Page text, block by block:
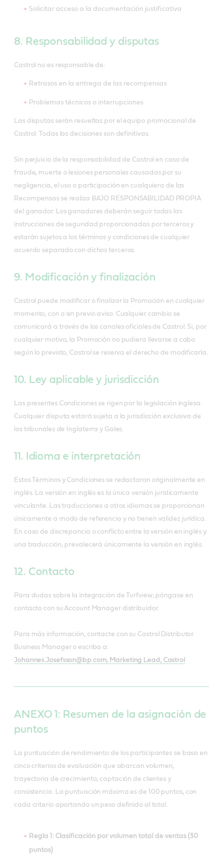
Solicitar acceso a la documentación justificativa
8. Responsabilidad y disputas
Castrol no es responsable de:
Retrasos en la entrega de las recompensas
Problemas técnicos o interrupciones
Las disputas serán resueltas por el equipo promocional de
Castrol. Todas las decisiones son definitivas.
Sin perjuicio de la responsabilidad de Castrol en caso de
fraude, muerte o lesiones personales causadas por su
negligencia, el uso o participación en cualquiera de las
Recompensas se realiza BAJO RESPONSABILIDAD PROPIA
del ganador. Los ganadores deberán seguir todas las
instrucciones de seguridad proporcionadas por terceros y
estarán sujetos a los términos y condiciones de cualquier
acuerdo separado con dichos terceros.
9. Modificación y finalización
Castrol puede modificar o finalizar la Promoción en cualquier
momento, con o sin previo aviso. Cualquier cambio se
comunicará a través de los canales oficiales de Castrol. Si, por
cualquier motivo, la Promoción no pudiera llevarse a cabo
según lo previsto, Castrol se reserva el derecho de modificarla.
10. Ley aplicable y jurisdicción
Las presentes Condiciones se rigen por la legislación inglesa.
Cualquier disputa estará sujeta a la jurisdicción exclusiva de
los tribunales de Inglaterra y Gales.
11. Idioma e interpretación
Estos Términos y Condiciones se redactaron originalmente en
inglés. La versión en inglés es la única versión jurídicamente
vinculante. Las traducciones a otros idiomas se proporcionan
únicamente a modo de referencia y no tienen validez jurídica.
En caso de discrepancia o conflicto entre la versión en inglés y
una traducción, prevalecerá únicamente la versión en inglés.
12. Contacto
Para dudas sobre la integración de Turfview, póngase en
contacto con su Account Manager distribuidor.
Para más información, contacte con su Castrol Distributor
Business Manager o escriba a:
Johannes.Josefsson@bp.com, Marketing Lead, Castrol
ANEXO 1: Resumen de la asignación de
puntos
La puntuación de rendimiento de los participantes se basa en
cinco criterios de evaluación que abarcan volumen,
trayectoria de crecimiento, captación de clientes y
consistencia. La puntuación máxima es de 100 puntos, con
cada criterio aportando un peso definido al total.
Regla 1: Clasificación por volumen total de ventas (30
puntos)